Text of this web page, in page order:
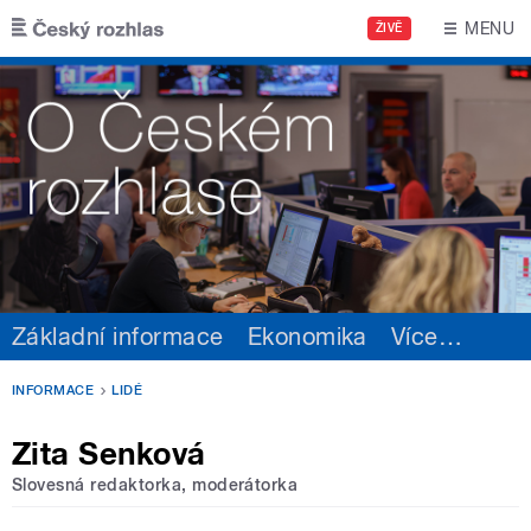
Přejít k hlavnímu obsahu
ŽIVĚ MENU
Základní informace Ekonomika Více…
INFORMACE LIDÉ
Zita Senková
Slovesná redaktorka, moderátorka